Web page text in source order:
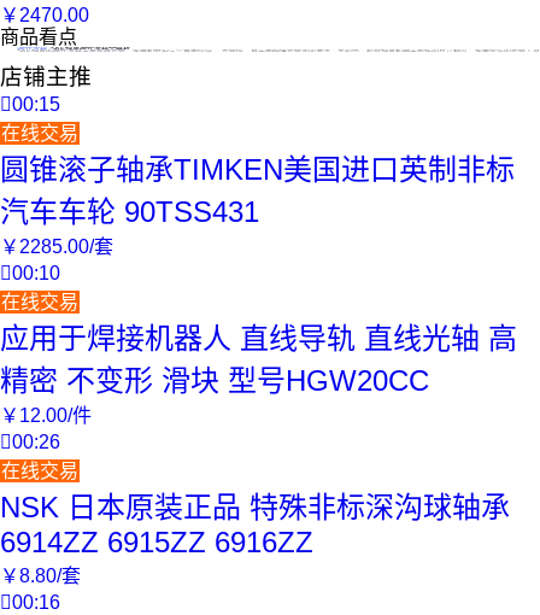
￥ 2470.00
商品看点
4操作流程 SKF轴承操作流程全解析
SKF轴承的操作流程主要包括安装、使用和维护三个重要阶段。 安装时，首先要确保安装表面清洁、无损伤，检查轴承和相关部件的尺寸精度。使用合适的安装
店铺主推
00:15
在线交易
圆锥滚子轴承TIMKEN美国进口英制非标
汽车车轮 90TSS431
￥ 2285.00/套
00:10
在线交易
应用于焊接机器人 直线导轨 直线光轴 高
精密 不变形 滑块 型号HGW20CC
￥ 12.00/件
00:26
在线交易
NSK 日本原装正品 特殊非标深沟球轴承
6914ZZ 6915ZZ 6916ZZ
￥8.80/套
00:16